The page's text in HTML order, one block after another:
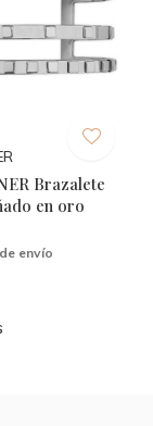
Brazalete
en oro
envío